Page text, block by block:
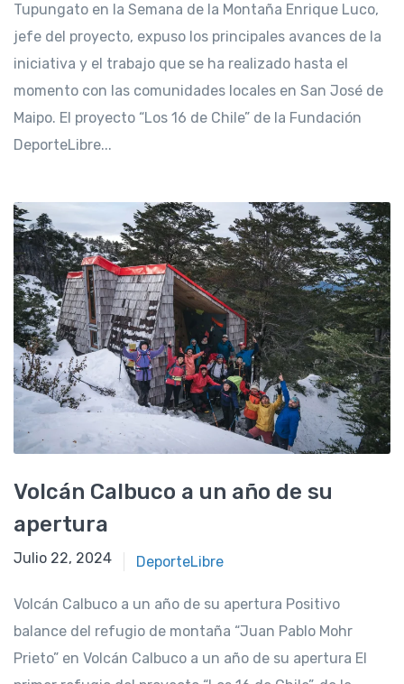
Tupungato en la Semana de la Montaña Enrique Luco,
jefe del proyecto, expuso los principales avances de la
iniciativa y el trabajo que se ha realizado hasta el
momento con las comunidades locales en San José de
Maipo. El proyecto “Los 16 de Chile” de la Fundación
DeporteLibre...
Volcán Calbuco a un año de su
apertura
Julio 19, 2024
Julio 22, 2024 DeporteLibre
Volcán Calbuco a un año de su apertura Positivo
balance del refugio de montaña “Juan Pablo Mohr
Prieto” en Volcán Calbuco a un año de su apertura El